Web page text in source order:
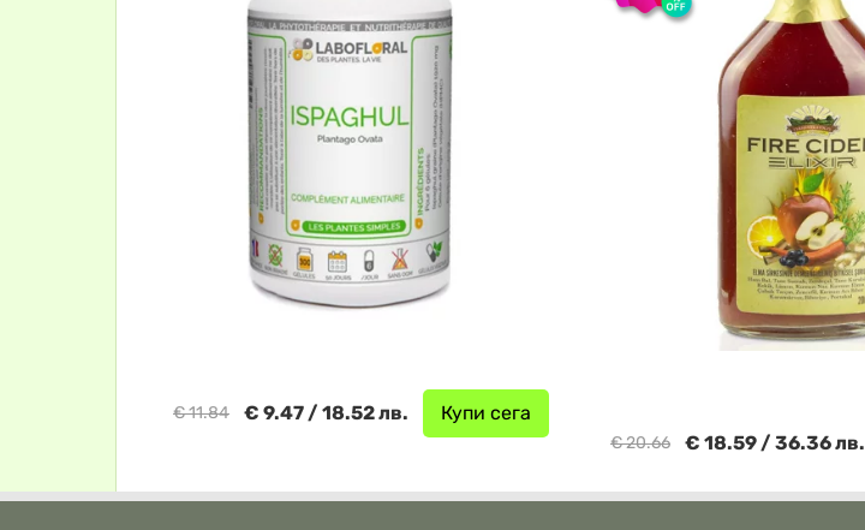
Купи сега
€ 9.47 / 18.52 лв.
€ 11.84
€ 18.59 / 36.36 лв.
€ 20.66